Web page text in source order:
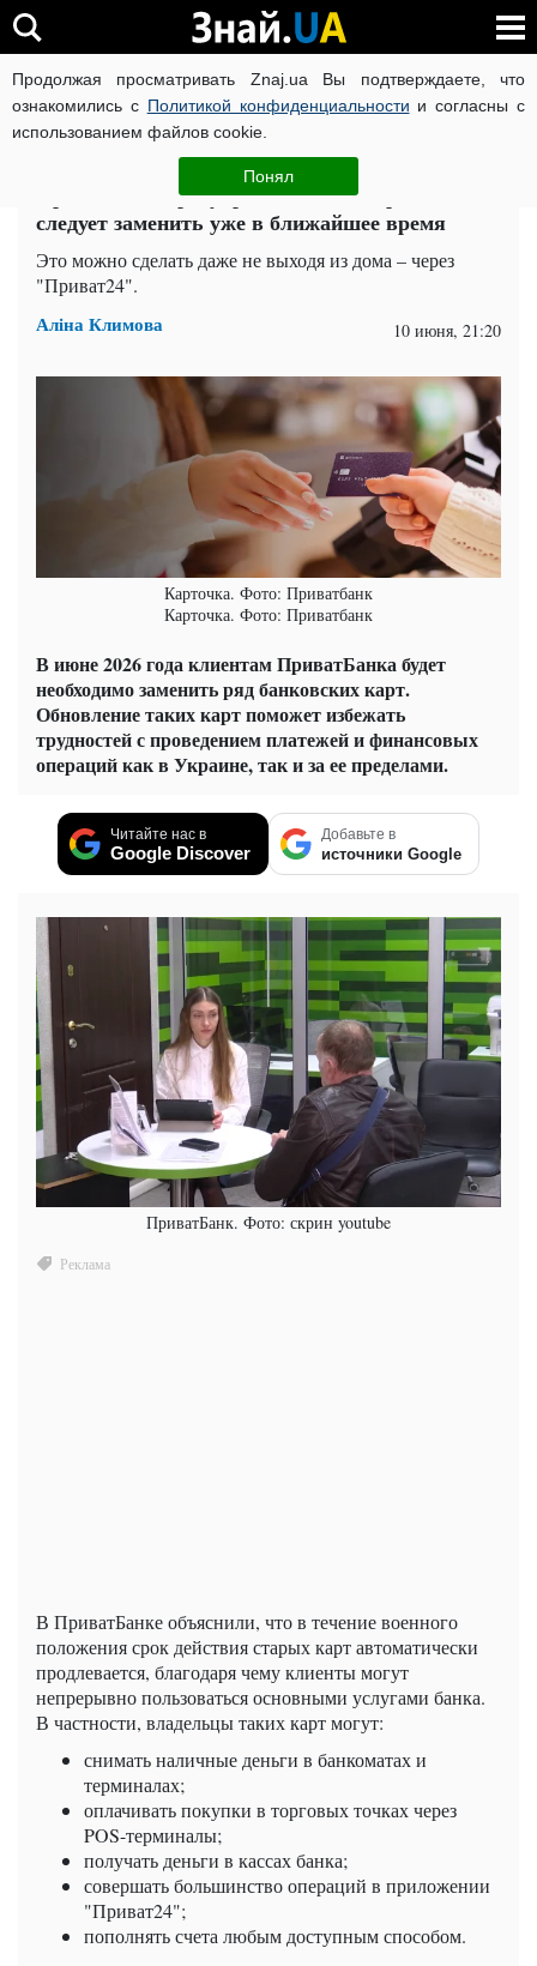
Продолжая просматривать Znaj.ua Вы подтверждаете, что
ознакомились с Политикой конфиденциальности и согласны с
использованием файлов cookie.
Понял
ВОЙНА РОССИИ ПРОТИВ УКРАИНЫ КОРОНАВИРУС В
ЧИТАТИ УКРАЇНСЬКОЮ
ПриватБанк предупредил, какие карты
следует заменить уже в ближайшее время
Это можно сделать даже не выходя из дома – через
"Приват24".
Аліна Климова 10 июня, 21:20
Карточка. Фото: Приватбанк
Карточка. Фото: Приватбанк
В июне 2026 года клиентам ПриватБанка будет
необходимо заменить ряд банковских карт.
Обновление таких карт поможет избежать
трудностей с проведением платежей и финансовых
операций как в Украине, так и за ее пределами.
Читайте нас в
Google Discover
Добавьте в
источники Google
ПриватБанк. Фото: скрин youtube
В ПриватБанке объяснили, что в течение военного
положения срок действия старых карт автоматически
продлевается, благодаря чему клиенты могут
непрерывно пользоваться основными услугами банка.
В частности, владельцы таких карт могут:
снимать наличные деньги в банкоматах и ​​
терминалах;
оплачивать покупки в торговых точках через
POS-терминалы;
получать деньги в кассах банка;
совершать большинство операций в приложении
"Приват24";
пополнять счета любым доступным способом.